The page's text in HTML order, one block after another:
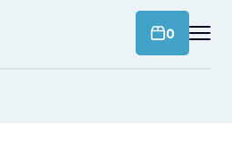
0